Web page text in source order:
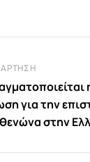
για την
στην